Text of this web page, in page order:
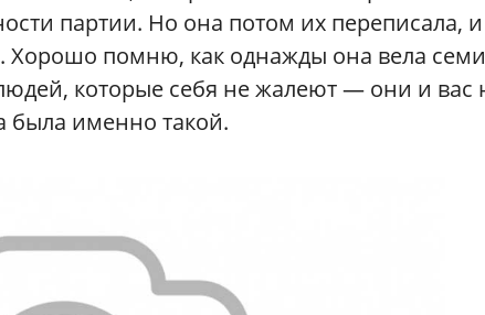
партии. Но она потом их переписала,
Хорошо помню, как однажды она вела
которые себя не жалеют — они и вас
была именно такой.